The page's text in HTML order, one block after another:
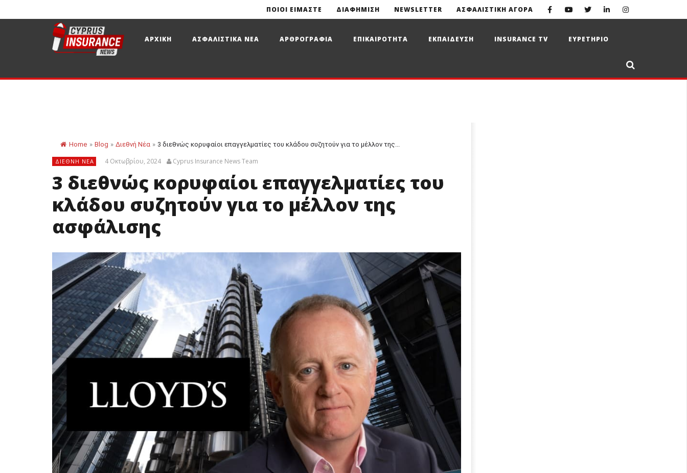
ΠΟΙΟΙ ΕΙΜΑΣΤΕ ΔΙΑΦΗΜΙΣΗ NEWSLETTER ΑΣΦΑΛΙΣΤΙΚΗ ΑΓΟΡΑ
ΑΡΧΙΚΗ ΑΣΦΑΛΙΣΤΙΚΑ ΝΕΑ ΑΡΘΡΟΓΡΑΦΙΑ ΕΠΙΚΑΙΡΟΤΗΤΑ ΕΚΠΑΙΔΕΥΣΗ INSURANCE TV ΕΥΡΕΤΗΡΙΟ
Home » Blog » Διεθνή Νέα » 3 διεθνώς κορυφαίοι επαγγελματίες του κλάδου συζητούν για το μέλλον της...
ΔΙΕΘΝΉ ΝΈΑ 4 Οκτωβρίου, 2024 Cyprus Insurance News Team
3 διεθνώς κορυφαίοι επαγγελματίες του
κλάδου συζητούν για το μέλλον της
ασφάλισης